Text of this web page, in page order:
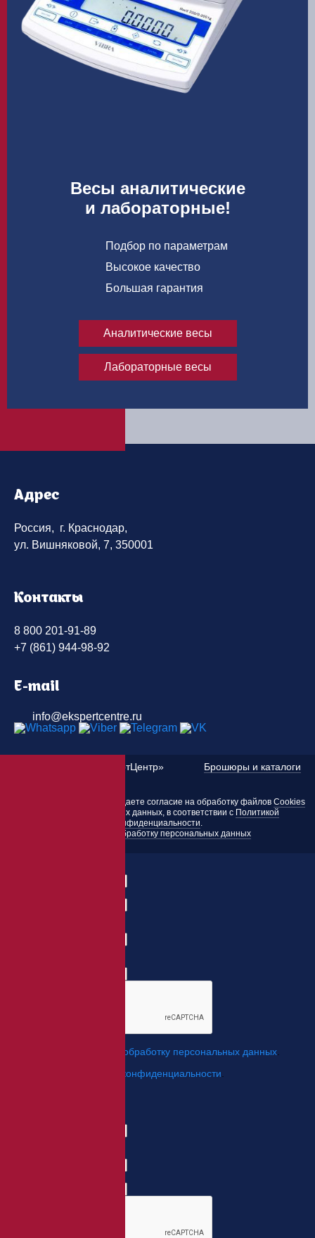
Весы аналитические
и лабораторные!
Подбор по параметрам
Высокое качество
Большая гарантия
Аналитические весы
Лабораторные весы
Адрес
Россия, г. Краснодар,
ул. Вишняковой, 7, 350001
Контакты
8 800 201-91-89
+7 (861) 944-98-92
E-mail
info@ekspertcentre.ru
2010 — 2026 «ЭкспертЦентр» Брошюры и каталоги
Пользуясь этим сайтом, вы даете согласие на обработку файлов Cookies
и других персональных данных, в соответствии с Политикой
конфиденциальности.
Согласие на обработку персональных данных
обработку персональных данных
политикой конфиденциальности